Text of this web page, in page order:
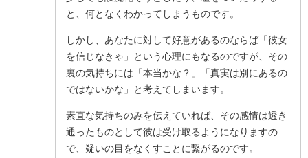
と、何となくわかってしまうものです。
しかし、あなたに対して好意があるのならば「彼女
を信じなきゃ」という心理にもなるのですが、その
裏の気持ちには「本当かな？」「真実は別にあるの
ではないかな」と考えてしまいます。
素直な気持ちのみを伝えていれば、その感情は透き
通ったものとして彼は受け取るようになりますの
で、疑いの目をなくすことに繋がるのです。